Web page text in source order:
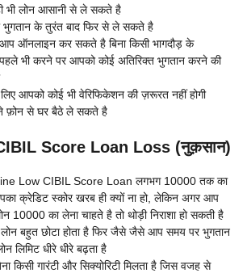
भी लोन आसानी से ले सकते है
के तुरंत बाद फिर से ले सकते है
ऑनलाइन कर सकते है बिना किसी भागदौड़ के
भी करने पर आपको कोई अतिरिक्त भुगतान करने की
आपको कोई भी वेरिफिकेशन की ज़रूरत नहीं होगी
फ़ोन से घर बैठे ले सकते है
Score Loan Loss (नुक़सान)
Low CIBIL Score Loan लगभग 10000 तक का
क्रेडिट स्कोर खरब ही क्यों ना हो, लेकिन अगर आप
10000 का लेना चाहते है तो थोड़ी निराशा हो सकती है
बहुत छोटा होता है फिर जैसे जैसे आप समय पर भुगतान
लिमिट धीरे धीरे बढ़ता है
किसी गारंटी और सिक्योरिटी मिलता है जिस वजह से